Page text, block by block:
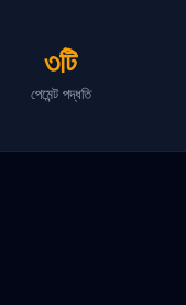
৩টি
পেমেন্ট পদ্ধতি